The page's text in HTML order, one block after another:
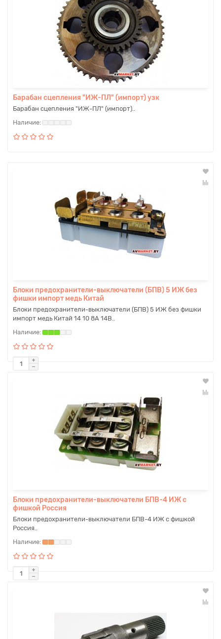
Барабан сцепления "ИЖ-ПЛ" (импорт) узк
Барабан сцепления "ИЖ-ПЛ" (импорт)..
Блоки предохранители-выключатели (БПВ) 5 ИЖ без
фишки импорт медь Китай
Блоки предохранители-выключатели (БПВ) 5 ИЖ без фишки
импорт медь Китай 14 10 8А 14В..
Блоки предохранители-выключатели БПВ-4 ИЖ с
фишкой Россия
Блоки предохранители-выключатели БПВ-4 ИЖ с фишкой
Россия..